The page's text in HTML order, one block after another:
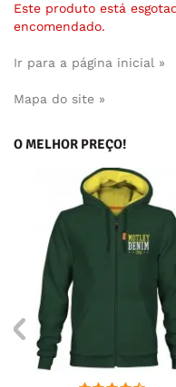
Este produto está
encomendado.
Ir para a página inicial »
Mapa do site »
O MELHOR PREÇO!